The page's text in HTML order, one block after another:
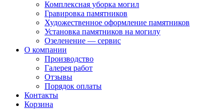
Комплексная уборка могил
Гравировка памятников
Художественное оформление памятников
Установка памятников на могилу
Озеленение — сервис
О компании
Производство
Галерея работ
Отзывы
Порядок оплаты
Контакты
Корзина